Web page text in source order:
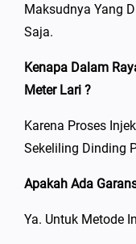
Maksudnya Yang
Saja.
Kenapa Dalam
Meter Lari ?
Karena Proses
Sekeliling Dinding
Apakah Ada
Ya. Untuk Metode